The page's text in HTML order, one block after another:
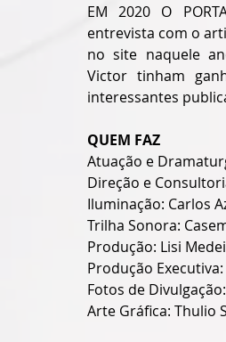
EM 2020 O
entrevista com o
no site naquele
Victor tinham
interessantes
QUEM FAZ
Atuação e
Direção e
Iluminação: Carlos
Trilha Sonora:
Produção: Lisi
Produção
Fotos de Divulgação:
Arte Gráfica: Thulio